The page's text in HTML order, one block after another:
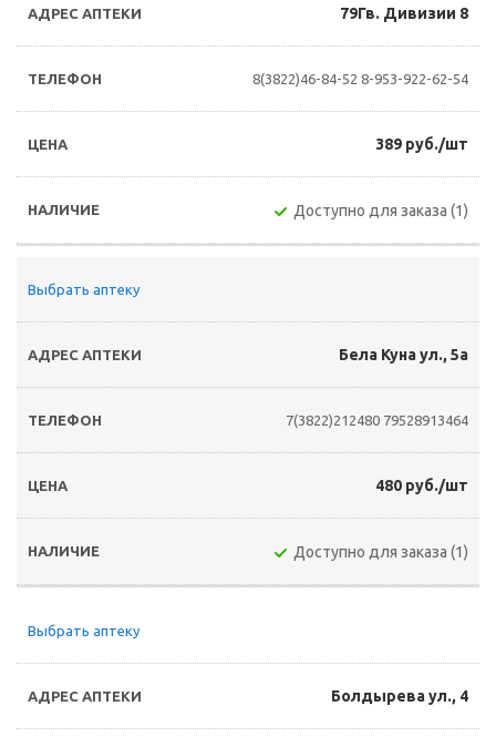
79Гв. Дивизии 8
8(3822)46-84-52 8-953-922-62-54
389 руб./шт
Доступно для заказа (1)
Выбрать аптеку
Бела Куна ул., 5а
7(3822)212480 79528913464
480 руб./шт
Доступно для заказа (1)
Выбрать аптеку
Болдырева ул., 4